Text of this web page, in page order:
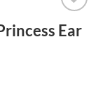
Lägg till i
önskelistan!
Ear